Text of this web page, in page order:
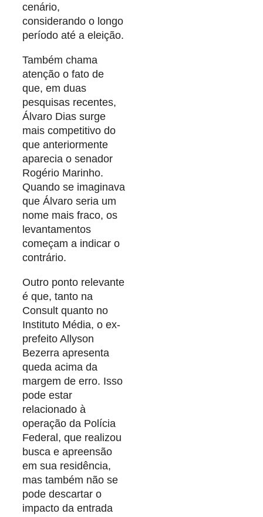
cenário,
considerando o longo
período até a eleição.
Também chama
atenção o fato de
que, em duas
pesquisas recentes,
Álvaro Dias surge
mais competitivo do
que anteriormente
aparecia o senador
Rogério Marinho.
Quando se imaginava
que Álvaro seria um
nome mais fraco, os
levantamentos
começam a indicar o
contrário.
Outro ponto relevante
é que, tanto na
Consult quanto no
Instituto Média, o ex-
prefeito Allyson
Bezerra apresenta
queda acima da
margem de erro. Isso
pode estar
relacionado à
operação da Polícia
Federal, que realizou
busca e apreensão
em sua residência,
mas também não se
pode descartar o
impacto da entrada